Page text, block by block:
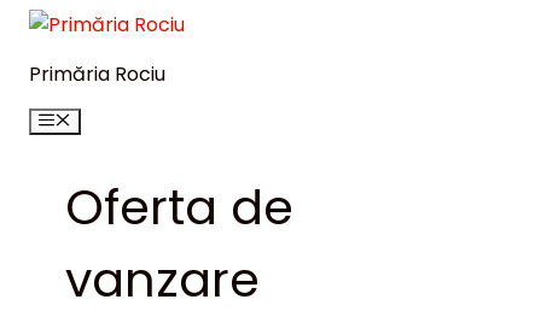
Sari
conținut
Primăria Rociu
Meniu
Oferta de
vanzare